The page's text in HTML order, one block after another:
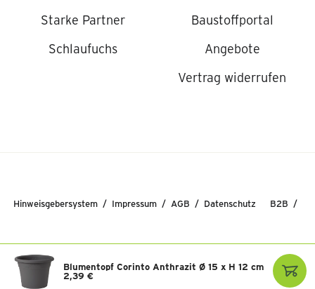
Blumentopf Corinto Anthrazit Ø 15 x H 12 cm
2,39 €
Starke Partner
Schlaufuchs
Baustoffportal
Angebote
Vertrag widerrufen
© 2026 Raiffeisen Lagerhaus Salzburg GmbH
Hinweisgebersystem Impressum AGB Datenschutz B2B